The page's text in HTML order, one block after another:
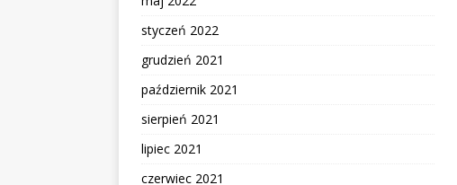
styczeń 2022
grudzień 2021
październik 2021
sierpień 2021
lipiec 2021
czerwiec 2021